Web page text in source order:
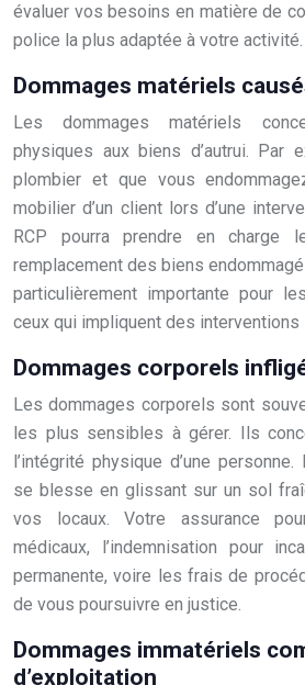
évaluer vos besoins en matière de
police la plus adaptée à votre activité.
Dommages matériels
Les dommages matériels
physiques aux biens d’autrui. Par
plombier et que vous
mobilier d’un client lors d’une
RCP pourra prendre en charge
remplacement des biens
particulièrement importante pour
ceux qui impliquent des interventions
Dommages corporels
Les dommages corporels sont
les plus sensibles à gérer. Ils
l’intégrité physique d’une
se blesse en glissant sur un sol
vos locaux. Votre assurance
médicaux, l’indemnisation pour
permanente, voire les frais de
de vous poursuivre en justice.
Dommages immatériels
d’exploitation